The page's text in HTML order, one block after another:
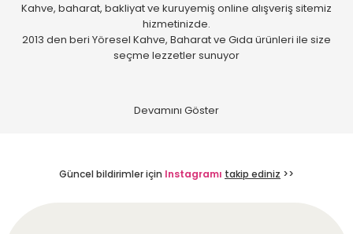
Kahve, baharat, bakliyat ve kuruyemiş online alışveriş sitemiz
hizmetinizde.
2013 den beri Yöresel Kahve, Baharat ve Gıda ürünleri ile size
seçme lezzetler sunuyor
Güncel bildirimler için Instagramı takip ediniz >>